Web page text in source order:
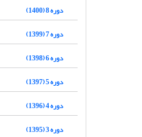
دوره 8 (1400)
دوره 7 (1399)
دوره 6 (1398)
دوره 5 (1397)
دوره 4 (1396)
دوره 3 (1395)